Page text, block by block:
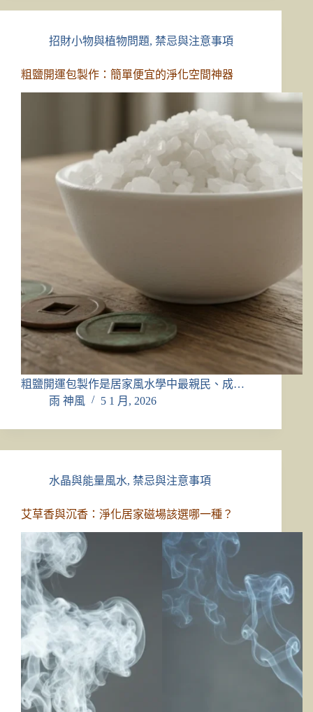
招財小物與植物問題, 禁忌與注意事項
粗鹽開運包製作：簡單便宜的淨化空間神器
粗鹽開運包製作是居家風水學中最親民、成…
雨 神風
5 1 月, 2026
水晶與能量風水, 禁忌與注意事項
艾草香與沉香：淨化居家磁場該選哪一種？